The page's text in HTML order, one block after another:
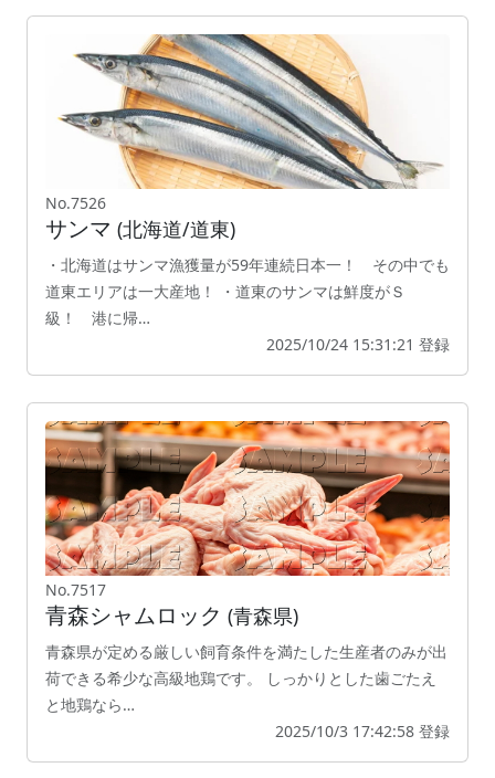
No.7526
サンマ (北海道/道東)
・北海道はサンマ漁獲量が59年連続日本一！ その中でも
道東エリアは一大産地！ ・道東のサンマは鮮度がＳ
級！ 港に帰…
2025/10/24 15:31:21 登録
No.7517
青森シャムロック (青森県)
青森県が定める厳しい飼育条件を満たした生産者のみが出
荷できる希少な高級地鶏です。 しっかりとした歯ごたえ
と地鶏なら…
2025/10/3 17:42:58 登録